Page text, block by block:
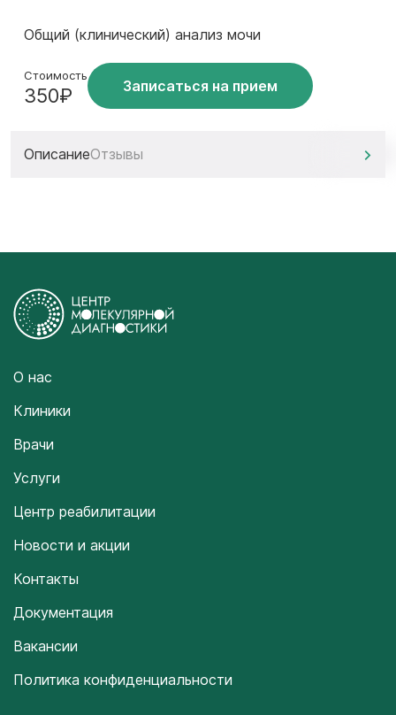
Общий (клинический) анализ мочи
Стоимость
350₽ Записаться на прием
ОписаниеОтзывы
О нас
Клиники
Врачи
Услуги
Центр реабилитации
Новости и акции
Контакты
Документация
Вакансии
Политика конфиденциальности